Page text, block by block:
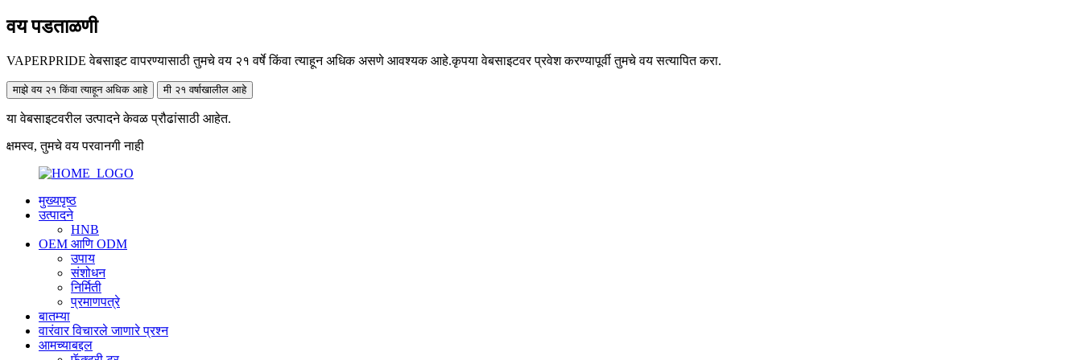
वय पडताळणी
VAPERPRIDE वेबसाइट वापरण्यासाठी तुमचे वय २१ वर्षे किंवा त्याहून अधिक असणे आवश्यक आहे.कृपया वेबसाइटवर प्रवेश करण्यापूर्वी तुमचे वय सत्यापित करा.
माझे वय २१ किंवा त्याहून अधिक आहे मी २१ वर्षाखालील आहे
या वेबसाइटवरील उत्पादने केवळ प्रौढांसाठी आहेत.
क्षमस्व, तुमचे वय परवानगी नाही
मुख्यपृष्ठ
उत्पादने
HNB
OEM आणि ODM
उपाय
संशोधन
निर्मिती
प्रमाणपत्रे
बातम्या
वारंवार विचारले जाणारे प्रश्न
आमच्याबद्दल